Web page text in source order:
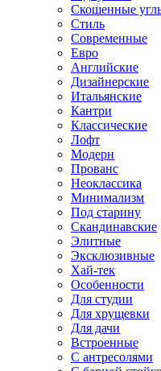
Скошенные
Стиль
Современные
Евро
Английские
Дизайнерские
Итальянские
Кантри
Классические
Лофт
Модерн
Прованс
Неоклассика
Минимализм
Под старину
Скандинавские
Элитные
Эксклюзивные
Хай-тек
Особенности
Для студии
Для хрущевки
Для дачи
Встроенные
С антресолями